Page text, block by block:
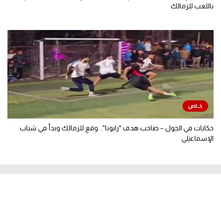
باللعب للزمالك
حكايات في الجول – صاحب هدف "رابونا".. وقع للزمالك وبدأ في شباب
الإسماعيلي